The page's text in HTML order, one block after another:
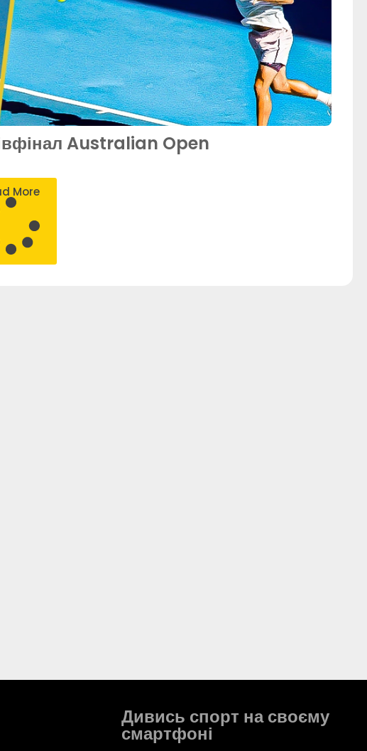
Australian Open
More
Дивись спорт на своєму
смартфоні